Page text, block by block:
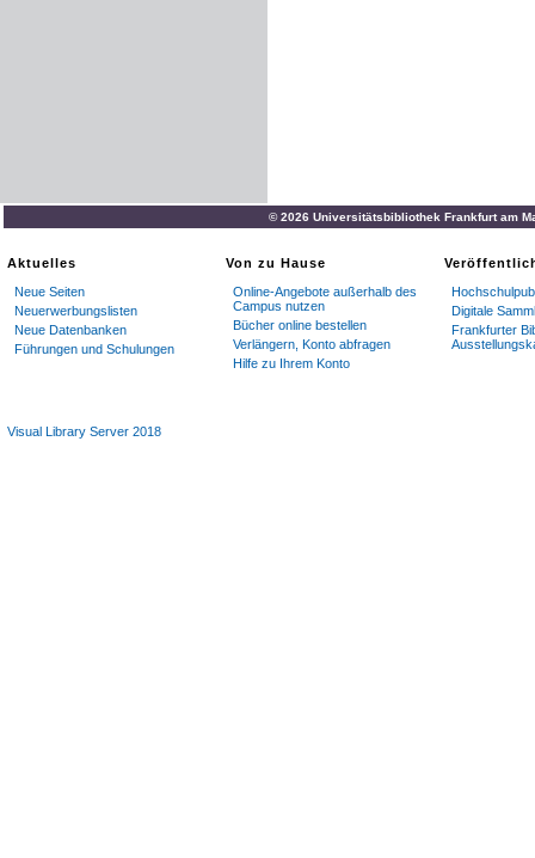
© 2026 Universitätsbibliothek Frankfurt am
Aktuelles
Neue Seiten
Neuerwerbungslisten
Neue Datenbanken
Führungen und Schulungen
Von zu Hause
Online-Angebote außerhalb des
Campus nutzen
Bücher online bestellen
Verlängern, Konto abfragen
Hilfe zu Ihrem Konto
Digitale
Frankfurter
Visual Library Server 2018